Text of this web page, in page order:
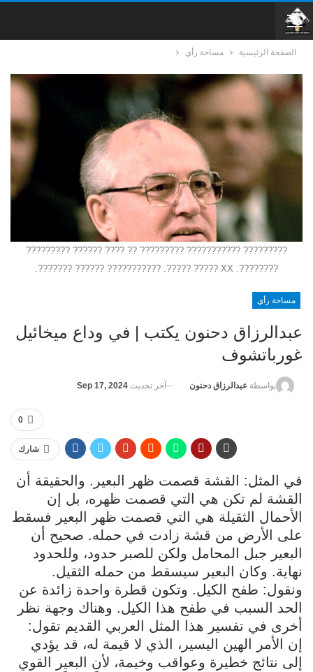
الصفحة الرئيسية مساحة رأي
????????? ??????????? ????????? ?? ???? ?????? ?????????
????????. XX ????? ?????. ??????????? ?????? ???????.
مساحة رأي
عبدالرزاق دحنون يكتب | في وداع ميخائيل
غورباتشوف
بواسطة عبدالرزاق دحنون آخر تحديث Sep 17, 2024
0
شارك
في المثل: القشة قصمت ظهر البعير. والحقيقة أن
القشة لم تكن هي التي قصمت ظهره، بل إن
الأحمال الثقيلة هي التي قصمت ظهر البعير فسقط
على الأرض من قشة زادت في حمله. صحيح أن
البعير جبل المحامل ولكن للصبر حدود، وللحدود
نهاية. وكان البعير سيسقط من حمله الثقيل.
ونقول: طفح الكيل. وتكون قطرة واحدة زائدة عن
الحد السبب في طفح هذا الكيل. وهناك وجهة نظر
أخرى في تفسير هذا المثل العربي القديم تقول:
إن الأمر الهين اليسير، الذي لا قيمة له، قد يؤدي
إلى نتائج خطيرة وعواقب وخيمة، لأن البعير القوي